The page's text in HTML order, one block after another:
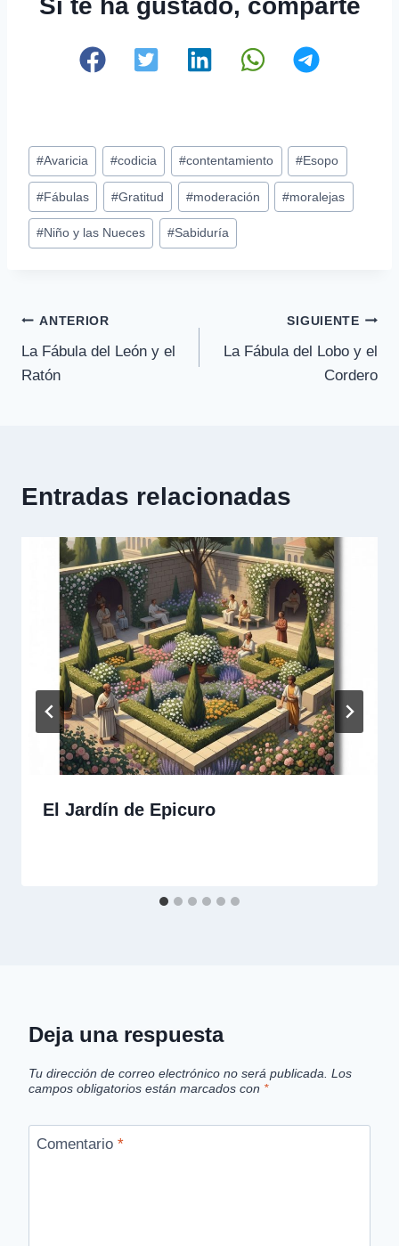
Si te ha gustado, comparte
Etiquetas
de
la
entrada:
#Avaricia #codicia #contentamiento #Esopo
#Fábulas #Gratitud #moderación #moralejas
#Niño y las Nueces #Sabiduría
Navegación
de
ANTERIOR
La Fábula del León y el
Ratón
SIGUIENTE
La Fábula del Lobo y el
Cordero
Entradas relacionadas
El Jardín de Epicuro
Deja una respuesta
Tu dirección de correo electrónico no será publicada. Los
campos obligatorios están marcados con *
Comentario *